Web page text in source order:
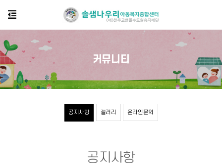
공지사항 갤러리 온라인문의
커뮤니티
공지사항